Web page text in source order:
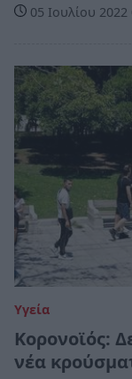
05 Ιουλίου 2022
Υγεία
Κορονοϊός:
νέα